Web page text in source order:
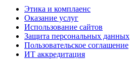
Этика и комплаенс
Оказание услуг
Использование сайтов
Защита персональных данных
Пользовательское соглашение
ИТ аккредитация